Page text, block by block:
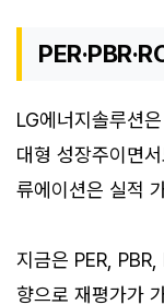
LG에너지솔루션
대형 성장주이면
류에이션은 실적
지금은 PER,
향으로 재평가가